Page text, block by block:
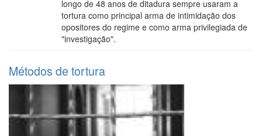
longo de 48 anos de ditadura sempre usaram a
tortura como principal arma de intimidação dos
opositores do regime e como arma privilegiada de
"investigação".
Métodos de tortura